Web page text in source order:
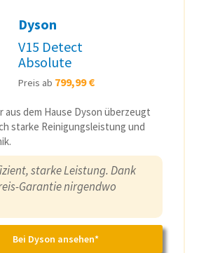
Dyson
V15 Detect
Absolute
Preis ab 799,99 €
aus dem Hause Dyson überzeugt
starke Reinigungsleistung und
starke Leistung. Dank
Garantie nirgendwo
Bei Dyson ansehen*